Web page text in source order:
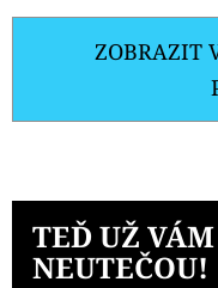
ZOBRAZIT
TEĎ UŽ
NEUTEČOU!